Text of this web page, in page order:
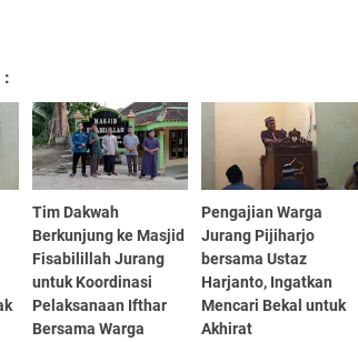
:
Tim Dakwah
Berkunjung ke Masjid
Fisabilillah Jurang
untuk Koordinasi
Pelaksanaan Ifthar
Bersama Warga
Pengajian Warga
Jurang Pijiharjo
bersama Ustaz
Harjanto, Ingatkan
Mencari Bekal untuk
Akhirat